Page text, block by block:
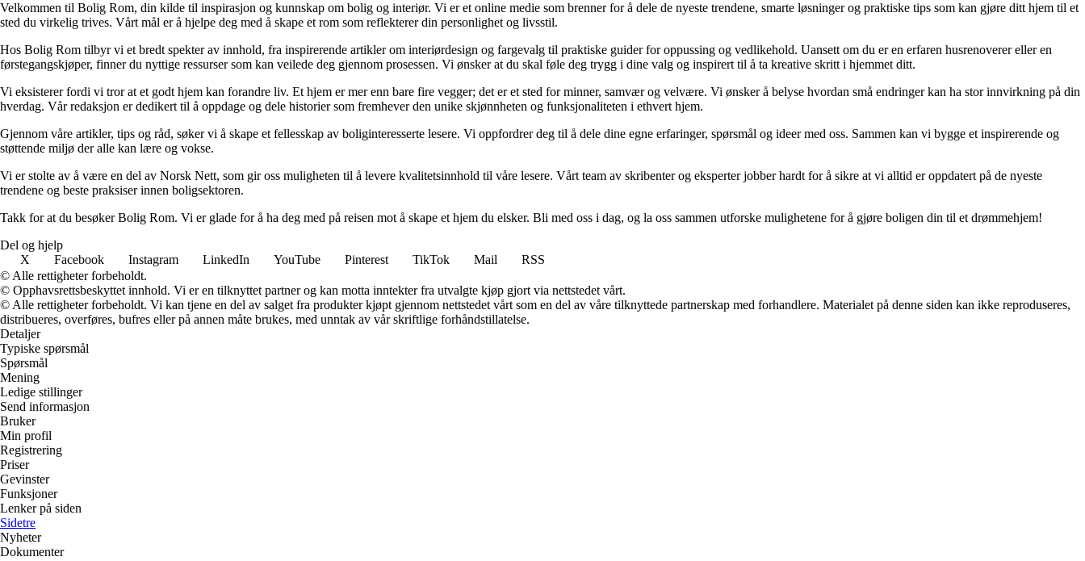
Velkommen til Bolig Rom, din kilde til inspirasjon og kunnskap om bolig og interiør. Vi er et online medie som brenner for å dele de nyeste trendene, smarte løsninger og praktiske tips som kan gjøre ditt hjem til et
sted du virkelig trives. Vårt mål er å hjelpe deg med å skape et rom som reflekterer din personlighet og livsstil.
Hos Bolig Rom tilbyr vi et bredt spekter av innhold, fra inspirerende artikler om interiørdesign og fargevalg til praktiske guider for oppussing og vedlikehold. Uansett om du er en erfaren husrenoverer eller en
førstegangskjøper, finner du nyttige ressurser som kan veilede deg gjennom prosessen. Vi ønsker at du skal føle deg trygg i dine valg og inspirert til å ta kreative skritt i hjemmet ditt.
Vi eksisterer fordi vi tror at et godt hjem kan forandre liv. Et hjem er mer enn bare fire vegger; det er et sted for minner, samvær og velvære. Vi ønsker å belyse hvordan små endringer kan ha stor innvirkning på din
hverdag. Vår redaksjon er dedikert til å oppdage og dele historier som fremhever den unike skjønnheten og funksjonaliteten i ethvert hjem.
Gjennom våre artikler, tips og råd, søker vi å skape et fellesskap av boliginteresserte lesere. Vi oppfordrer deg til å dele dine egne erfaringer, spørsmål og ideer med oss. Sammen kan vi bygge et inspirerende og
støttende miljø der alle kan lære og vokse.
Vi er stolte av å være en del av Norsk Nett, som gir oss muligheten til å levere kvalitetsinnhold til våre lesere. Vårt team av skribenter og eksperter jobber hardt for å sikre at vi alltid er oppdatert på de nyeste
trendene og beste praksiser innen boligsektoren.
Takk for at du besøker Bolig Rom. Vi er glade for å ha deg med på reisen mot å skape et hjem du elsker. Bli med oss i dag, og la oss sammen utforske mulighetene for å gjøre boligen din til et drømmehjem!
Del og hjelp
X
Facebook Instagram LinkedIn YouTube Pinterest TikTok Mail
RSS
© Alle rettigheter forbeholdt.
© Opphavsrettsbeskyttet innhold. Vi er en tilknyttet partner og kan motta inntekter fra utvalgte kjøp gjort via nettstedet vårt.
© Alle rettigheter forbeholdt. Vi kan tjene en del av salget fra produkter kjøpt gjennom nettstedet vårt som en del av våre tilknyttede partnerskap med forhandlere. Materialet på denne siden kan ikke reproduseres,
distribueres, overføres, bufres eller på annen måte brukes, med unntak av vår skriftlige forhåndstillatelse.
Detaljer
Typiske spørsmål
Spørsmål
Mening
Ledige stillinger
Send informasjon
Bruker
Min profil
Registrering
Priser
Gevinster
Funksjoner
Lenker på siden
Sidetre
Nyheter
Dokumenter